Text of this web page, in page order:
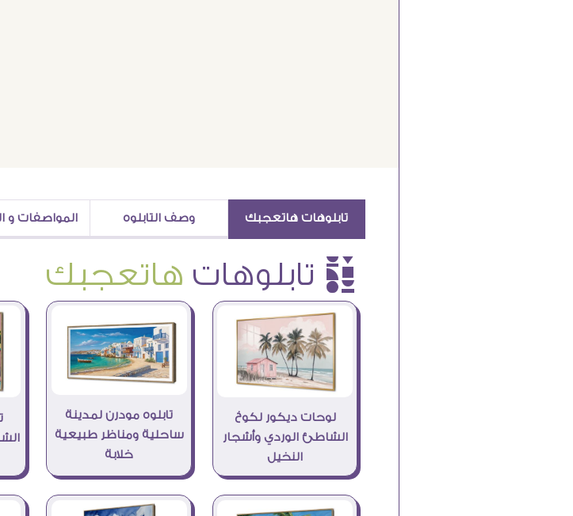
تابلوهات هاتعجبك وصف التابلوه المواصفات و
è تابلوهات هاتعجبك
لوحات ديكور لكوخ
الشاطئ الوردي وأشجار
النخيل
تابلوه مودرن لمدينة
ساحلية ومناظر طبيعية
خلابة